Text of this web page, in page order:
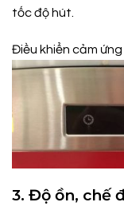
tốc độ hút.
Điều khiển cảm
3. Độ ồn, chế